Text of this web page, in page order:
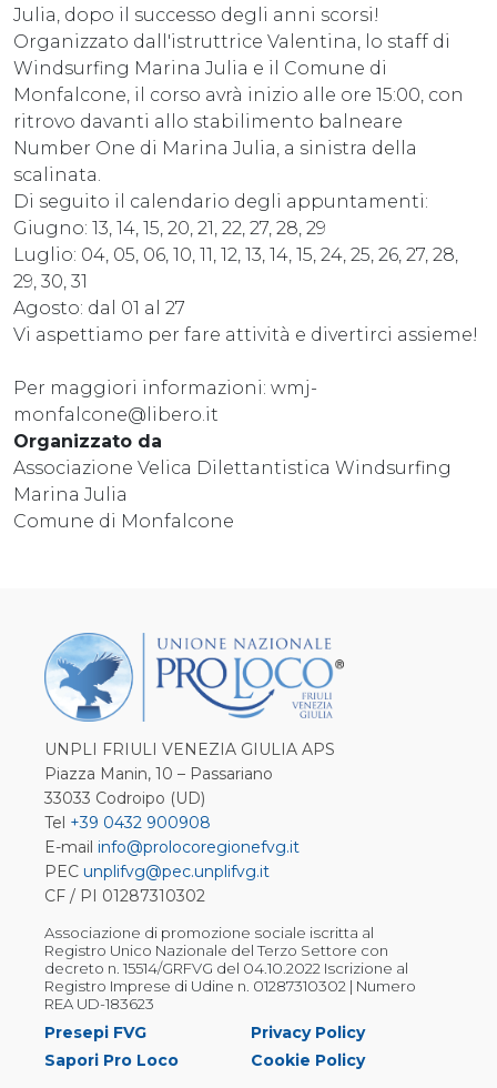
Julia, dopo il successo degli anni scorsi!
Organizzato dall'istruttrice Valentina, lo staff di
Windsurfing Marina Julia e il Comune di
Monfalcone, il corso avrà inizio alle ore 15:00, con
ritrovo davanti allo stabilimento balneare
Number One di Marina Julia, a sinistra della
scalinata.
Di seguito il calendario degli appuntamenti:
Giugno: 13, 14, 15, 20, 21, 22, 27, 28, 29
Luglio: 04, 05, 06, 10, 11, 12, 13, 14, 15, 24, 25, 26, 27, 28,
29, 30, 31
Agosto: dal 01 al 27
Vi aspettiamo per fare attività e divertirci assieme!
Per maggiori informazioni: wmj-
monfalcone@libero.it
Organizzato da
Associazione Velica Dilettantistica Windsurfing
Marina Julia
Comune di Monfalcone
UNPLI FRIULI VENEZIA GIULIA APS
Piazza Manin, 10 – Passariano
33033 Codroipo (UD)
Tel +39 0432 900908
E-mail info@prolocoregionefvg.it
PEC unplifvg@pec.unplifvg.it
CF / PI 01287310302
Associazione di promozione sociale iscritta al
Registro Unico Nazionale del Terzo Settore con
decreto n. 15514/GRFVG del 04.10.2022 Iscrizione al
Registro Imprese di Udine n. 01287310302 | Numero
REA UD-183623
Presepi FVG
Sapori Pro Loco
Privacy Policy
Cookie Policy